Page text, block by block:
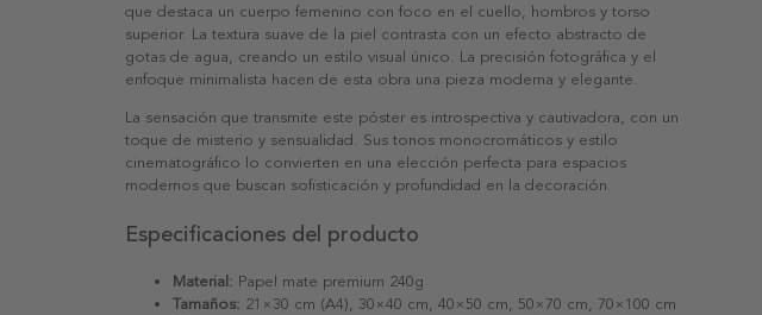
que destaca un cuerpo femenino con foco en el cuello, hombros y torso
superior. La textura suave de la piel contrasta con un efecto abstracto de
gotas de agua, creando un estilo visual único. La precisión fotográfica y el
enfoque minimalista hacen de esta obra una pieza moderna y elegante.
La sensación que transmite este póster es introspectiva y cautivadora, con un
toque de misterio y sensualidad. Sus tonos monocromáticos y estilo
cinematográfico lo convierten en una elección perfecta para espacios
modernos que buscan sofisticación y profundidad en la decoración.
Especificaciones del producto
Material: Papel mate premium 240g
Tamaños: 21×30 cm (A4), 30×40 cm, 40×50 cm, 50×70 cm, 70×100 cm